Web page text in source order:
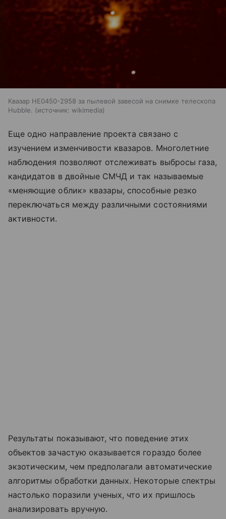
Квазар HE0450-2958 за пылевой завесой на снимке телескопа
Hubble.
источник: wikimedia
Еще одно направление проекта связано с
изучением изменчивости квазаров. Многолетние
наблюдения позволяют отслеживать выбросы газа,
кандидатов в двойные СМЧД и так называемые
«меняющие облик» квазары, способные резко
переключаться между различными состояниями
активности.
Результаты показывают, что поведение этих
объектов зачастую оказывается гораздо более
экзотическим, чем предполагали автоматические
алгоритмы обработки данных. Некоторые спектры
настолько поразили ученых, что их пришлось
анализировать вручную.